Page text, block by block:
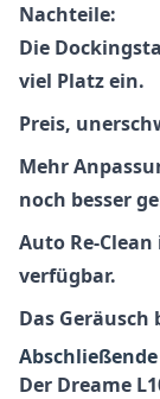
Nachteile:
Die
viel Platz ein.
Preis,
Mehr
noch besser
Auto Re-
verfügbar.
Das
Der Dreame